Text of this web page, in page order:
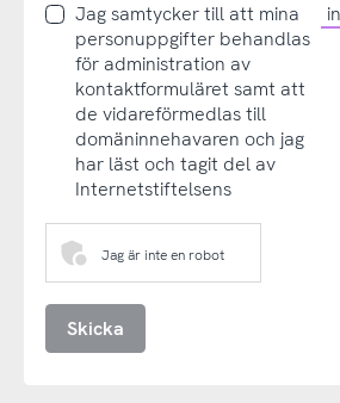
Jag samtycker till att mina
personuppgifter behandlas
för administration av
kontaktformuläret samt att
de vidareförmedlas till
domäninnehavaren och jag
har läst och tagit del av
Internetstiftelsens
Jag är inte en robot
Skicka